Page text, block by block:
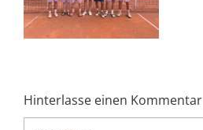
Hinterlasse einen Kommentar